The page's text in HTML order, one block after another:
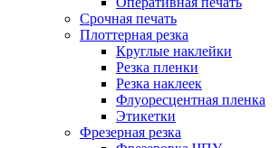
Срочная печать
Плоттерная резка
Круглые наклейки
Резка пленки
Резка наклеек
Флуоресцентная пленка
Этикетки
Фрезерная резка